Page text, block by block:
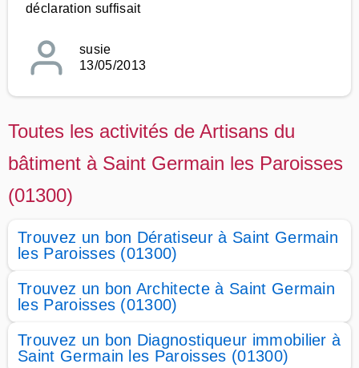
déclaration suffisait
susie
13/05/2013
Toutes les activités de Artisans du
bâtiment à Saint Germain les Paroisses
(01300)
Trouvez un bon Dératiseur à Saint Germain
les Paroisses (01300)
Trouvez un bon Architecte à Saint Germain
les Paroisses (01300)
Trouvez un bon Diagnostiqueur immobilier à
Saint Germain les Paroisses (01300)